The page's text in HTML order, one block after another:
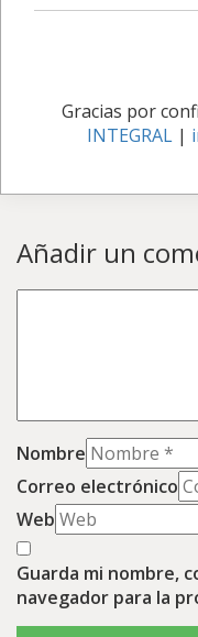
Gracias por
INTEGRAL |
Añadir un
Nombre
Correo electrónico
Web
Guarda mi nombre,
navegador para la